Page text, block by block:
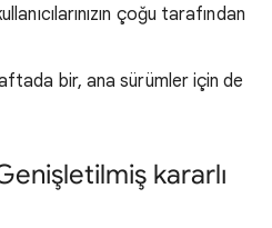
çoğu tarafından
bir, ana sürümler için de
Genişletilmiş kararlı